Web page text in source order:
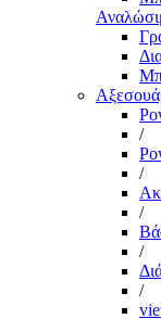
/
/
/
/
/